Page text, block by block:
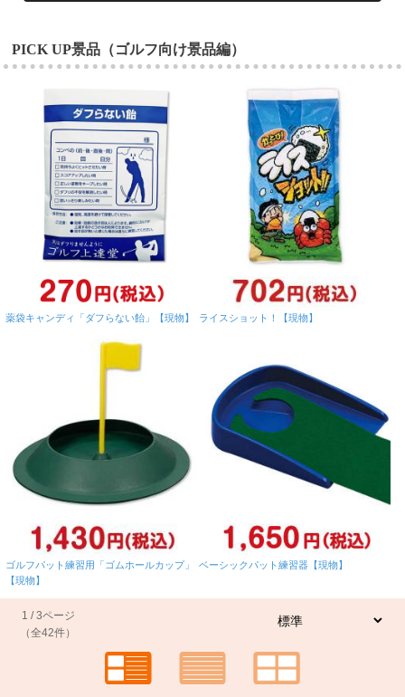
PICK UP景品（ゴルフ向け景品編）
薬袋キャンディ「ダフらない飴」【現物】 ライスショット！【現物】
ゴルフパット練習用「ゴムホールカップ」
【現物】
ベーシックパット練習器【現物】
1 / 3ページ
（全42件）